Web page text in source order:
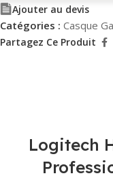
Ajouter au devis
Catégories : Casque
Partagez Ce Produit
Logitech